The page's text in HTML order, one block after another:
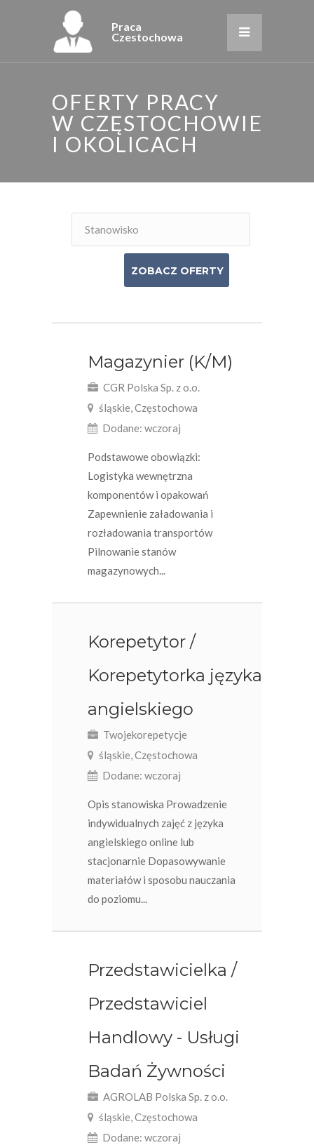
Praca
Czestochowa
OFERTY PRACY
W CZĘSTOCHOWIE
I OKOLICACH
Magazynier (K/M)
CGR Polska Sp. z o.o.
śląskie, Częstochowa
Dodane: wczoraj
Podstawowe obowiązki:
Logistyka wewnętrzna
komponentów i opakowań
Zapewnienie załadowania i
rozładowania transportów
Pilnowanie stanów
magazynowych...
Korepetytor /
Korepetytorka języka
angielskiego
Twojekorepetycje
śląskie, Częstochowa
Dodane: wczoraj
Opis stanowiska Prowadzenie
indywidualnych zajęć z języka
angielskiego online lub
stacjonarnie Dopasowywanie
materiałów i sposobu nauczania
do poziomu...
Przedstawicielka /
Przedstawiciel
Handlowy - Usługi
Badań Żywności
AGROLAB Polska Sp. z o.o.
śląskie, Częstochowa
Dodane: wczoraj